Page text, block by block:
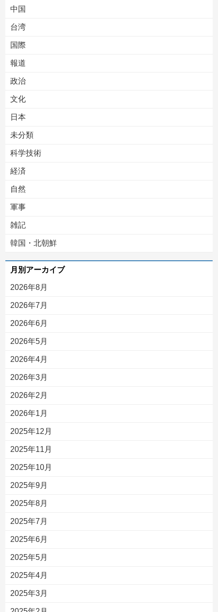
中国
台湾
国際
報道
政治
文化
日本
未分類
科学技術
経済
自然
軍事
雑記
韓国・北朝鮮
月別アーカイブ
2026年8月
2026年7月
2026年6月
2026年5月
2026年4月
2026年3月
2026年2月
2026年1月
2025年12月
2025年11月
2025年10月
2025年9月
2025年8月
2025年7月
2025年6月
2025年5月
2025年4月
2025年3月